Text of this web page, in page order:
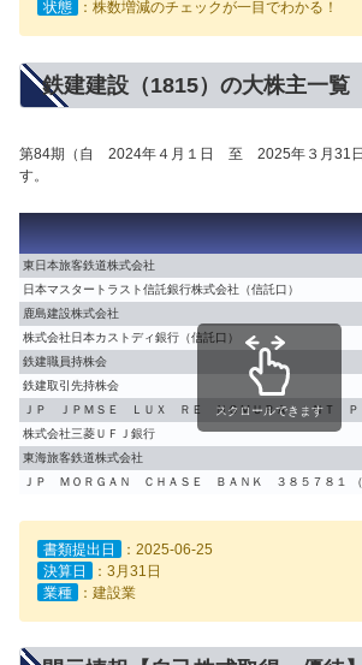
状態 ：株数増減のチェックが一目でわかる！
鉄建建設（1815）の大株主一覧
第84期（自 2024年４月１日 至 2025年３月31日
す。
東日本旅客鉄道株式会社
日本マスタートラスト信託銀行株式会社（信託口）
鹿島建設株式会社
株式会社日本カストディ銀行（信託口）
鉄建職員持株会
鉄建取引先持株会
ＪＰ ＪＰＭＳＥ ＬＵＸ ＲＥ ＮＯＭＵＲＡ ＩＮＴ Ｐ
株式会社三菱ＵＦＪ銀行
東海旅客鉄道株式会社
ＪＰ ＭＯＲＧＡＮ ＣＨＡＳＥ ＢＡＮＫ ３８５７８１
スクロールできます
書類提出日
：2025-06-25
決算日
：3月31日
業種
：建設業